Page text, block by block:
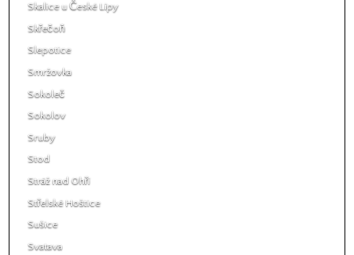
Skalice u České Lípy
Skřečoň
Slepotice
Smržovka
Sokoleč
Sokolov
Sruby
Stod
Stráž nad Ohří
Střelské Hoštice
Sušice
Svatava